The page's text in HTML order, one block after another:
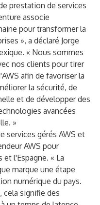
prestation de services
associe
pour transformer la
», a déclaré Jorge
« Nous sommes
nos clients pour tirer
afin de favoriser la
la sécurité, de
et de développer des
avancées
»
services gérés AWS et
AWS pour
l'Espagne. « La
marque une étape
numérique du pays.
cela signifie des